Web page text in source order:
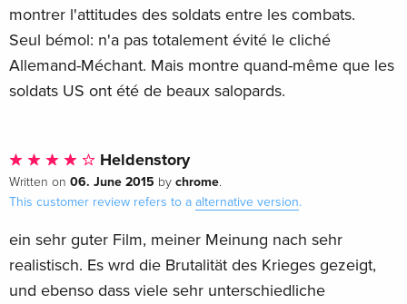
montrer l'attitudes des soldats entre les combats.
Seul bémol: n'a pas totalement évité le cliché
Allemand-Méchant. Mais montre quand-même que les
soldats US ont été de beaux salopards.
Heldenstory
Written on 06. June 2015 by chrome.
This customer review refers to a alternative version.
ein sehr guter Film, meiner Meinung nach sehr
realistisch. Es wrd die Brutalität des Krieges gezeigt,
und ebenso dass viele sehr unterschiedliche